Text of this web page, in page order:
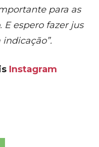
para as
espero fazer jus
Instagram